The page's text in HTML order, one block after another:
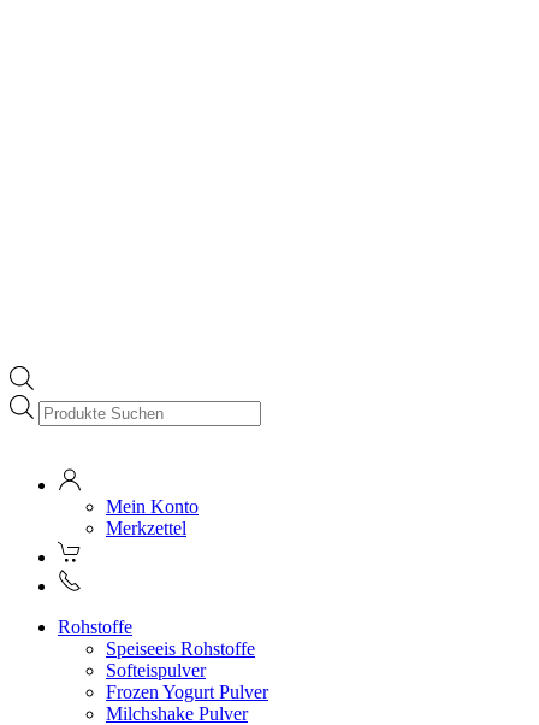
Products
search
Mein Konto
Merkzettel
Rohstoffe
Speiseeis Rohstoffe
Softeispulver
Frozen Yogurt Pulver
Milchshake Pulver